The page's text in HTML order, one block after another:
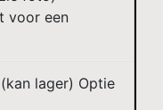
voor een
lager) Optie